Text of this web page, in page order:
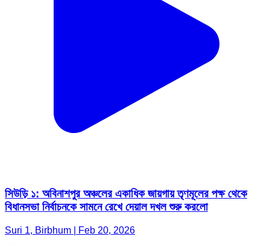
সিউড়ি ১: অবিনাশপুর অঞ্চলের একাধিক জায়গায় তৃণমূলের পক্ষ থেকে
বিধানসভা নির্বাচনকে সামনে রেখে দেয়াল দখল শুরু করলো
Suri 1, Birbhum | Feb 20, 2026